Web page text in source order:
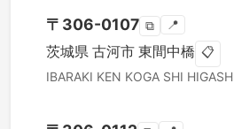
〒 306-0107 ⧉ 📍
茨城県 古河市 東間中橋 📋
IBARAKI KEN KOGA SHI